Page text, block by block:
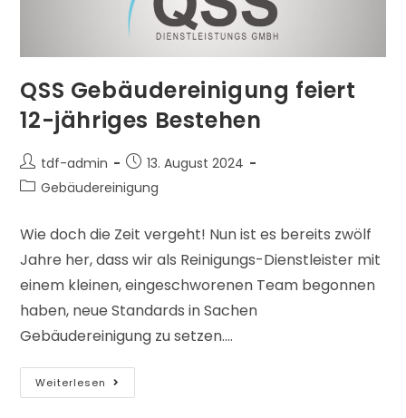
QSS Gebäudereinigung feiert
12-jähriges Bestehen
tdf-admin
13. August 2024
Gebäudereinigung
Wie doch die Zeit vergeht! Nun ist es bereits zwölf
Jahre her, dass wir als Reinigungs-Dienstleister mit
einem kleinen, eingeschworenen Team begonnen
haben, neue Standards in Sachen
Gebäudereinigung zu setzen.…
Weiterlesen